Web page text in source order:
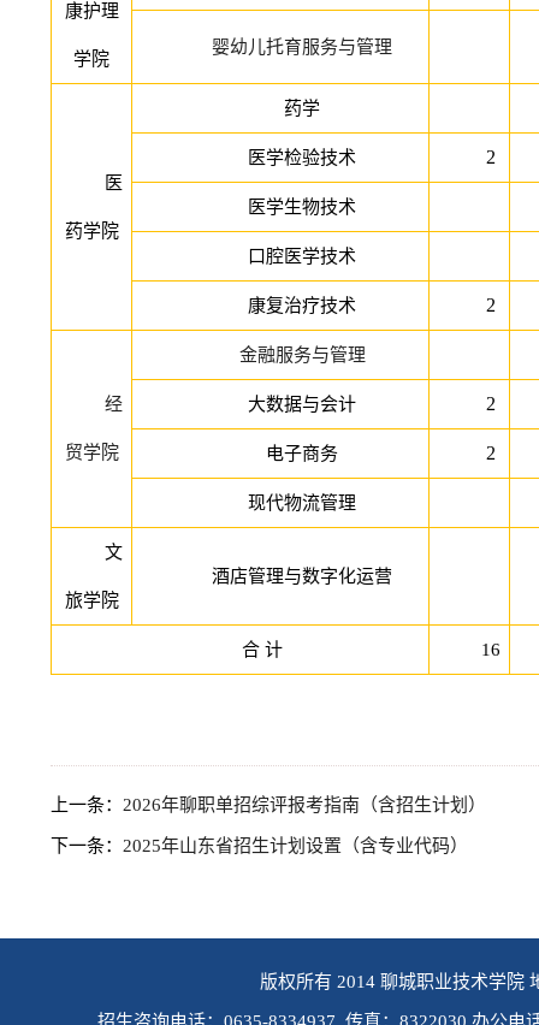
康护理
学院
婴幼儿托育服务与管理
医
药学院
药学
医学检验技术 2
医学生物技术
口腔医学技术
康复治疗技术 2
经
贸学院
金融服务与管理
大数据与会计 2
电子商务 2
现代物流管理
文
旅学院
酒店管理与数字化运营
合 计 16
上一条： 2026年聊职单招综评报考指南（含招生计划）
下一条： 2025年山东省招生计划设置（含专业代码）
版权所有 2014 聊城职业技术学院